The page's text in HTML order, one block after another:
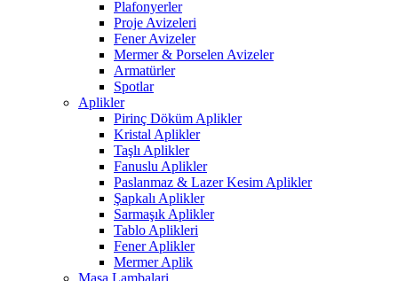
Plafonyerler
Proje Avizeleri
Fener Avizeler
Mermer & Porselen Avizeler
Armatürler
Spotlar
Aplikler
Pirinç Döküm Aplikler
Kristal Aplikler
Taşlı Aplikler
Fanuslu Aplikler
Paslanmaz & Lazer Kesim Aplikler
Şapkalı Aplikler
Sarmaşık Aplikler
Tablo Aplikleri
Fener Aplikler
Mermer Aplik
Masa Lambalari